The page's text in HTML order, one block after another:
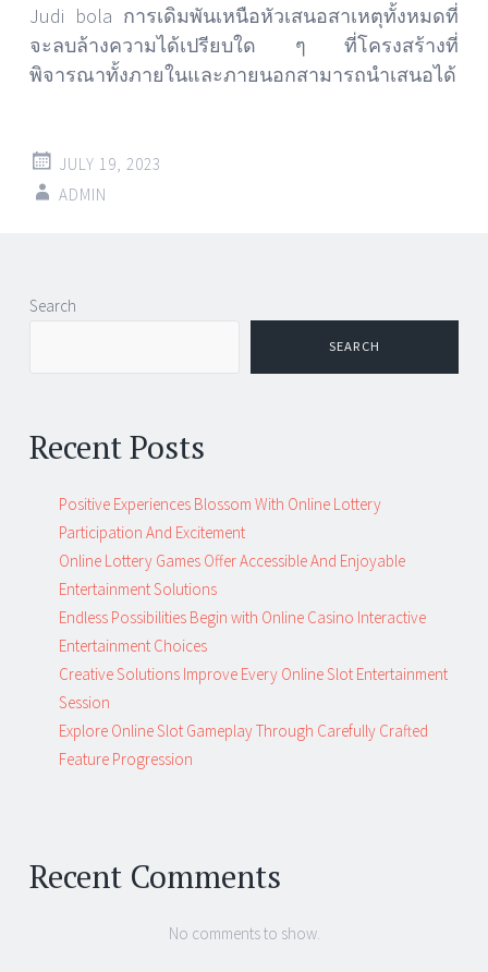
Judi bola การเดิมพันเหนือหัวเสนอสาเหตุทั้งหมดที่
จะลบล้างความได้เปรียบใด ๆ ที่โครงสร้างที่
พิจารณาทั้งภายในและภายนอกสามารถนำเสนอได้
JULY 19, 2023
ADMIN
Post
navigation
Search
SEARCH
Recent Posts
Positive Experiences Blossom With Online Lottery
Participation And Excitement
Online Lottery Games Offer Accessible And Enjoyable
Entertainment Solutions
Endless Possibilities Begin with Online Casino Interactive
Entertainment Choices
Creative Solutions Improve Every Online Slot Entertainment
Session
Explore Online Slot Gameplay Through Carefully Crafted
Feature Progression
Recent Comments
No comments to show.